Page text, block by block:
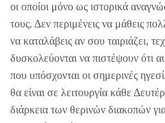
οι οποίοι μόνο ως ιστορικά
τους. Δεν περιμένεις να μάθεις
να καταλάβεις αν σου ταιριάζει,
δυσκολεύονται να πιστέψουν ότι
που υπόσχονται οι σημερινές
θα είναι σε λειτουργία κάθε
διάρκεια των θερινών διακοπών